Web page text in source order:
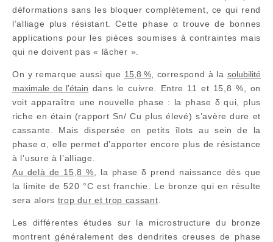
déformations sans les bloquer complètement, ce qui rend
l’alliage plus résistant. Cette phase α trouve de bonnes
applications pour les pièces soumises à contraintes mais
qui ne doivent pas « lâcher ».
On y remarque aussi que 15,8 %, correspond à lasolubilité
maximale de l’étain dans le cuivre. Entre 11 et 15,8 %, on
voit apparaître une nouvelle phase : la phase δ qui, plus
riche en étain (rapport Sn/ Cu plus élevé) s’avère dure et
cassante. Mais dispersée en petits îlots au sein de la
phase α, elle permet d’apporter encore plus de résistance
à l’usure à l’alliage.
Au delà de 15,8 % , la phase δ prend naissance dès que
la limite de 520 °C est franchie. Le bronze qui en résulte
sera alors trop dur et trop cassant
Les différentes études sur la microstructure du bronze
montrent généralement des dendrites creuses de phase